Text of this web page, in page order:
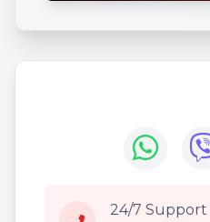
24/7 Support